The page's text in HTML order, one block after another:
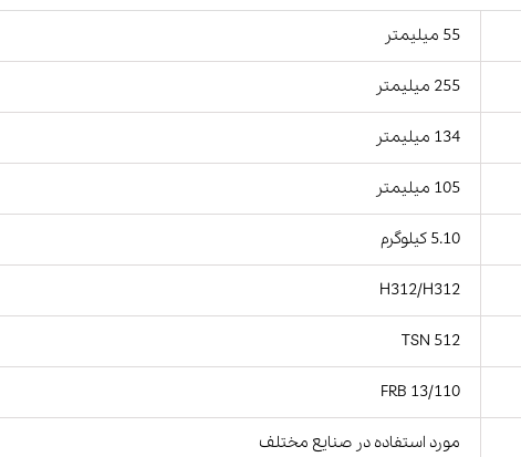
55 میلیمتر
255 میلیمتر
134 میلیمتر
105 میلیمتر
5.10 کیلوگرم
H312/H312
TSN 512
FRB 13/110
مورد استفاده در صنایع مختلف